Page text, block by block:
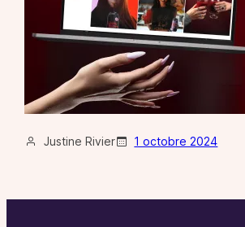
Justine Rivier 1 octobre 2024